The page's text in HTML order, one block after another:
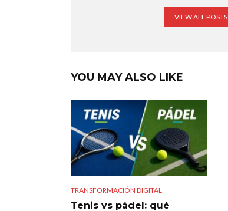
VIEW ALL POSTS
YOU MAY ALSO LIKE
TRANSFORMACIÓN DIGITAL
Tenis vs pádel: qué